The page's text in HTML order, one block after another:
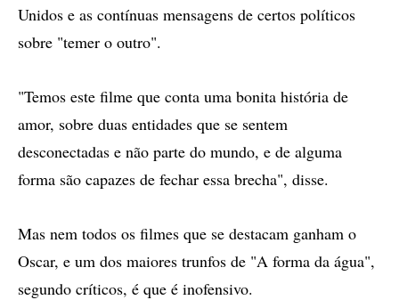
Unidos e as contínuas mensagens de certos políticos
sobre "temer o outro".
"Temos este filme que conta uma bonita história de
amor, sobre duas entidades que se sentem
desconectadas e não parte do mundo, e de alguma
forma são capazes de fechar essa brecha", disse.
Mas nem todos os filmes que se destacam ganham o
Oscar, e um dos maiores trunfos de "A forma da água",
segundo críticos, é que é inofensivo.